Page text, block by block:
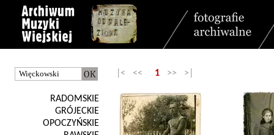
RADOMSKIE
GRÓJECKIE
OPOCZYŃSKIE
|< << 1 >> >|